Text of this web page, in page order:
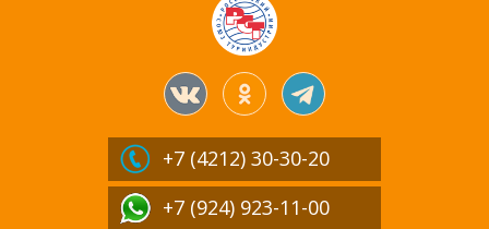
+7 (4212) 30-30-20
+7 (924) 923-11-00